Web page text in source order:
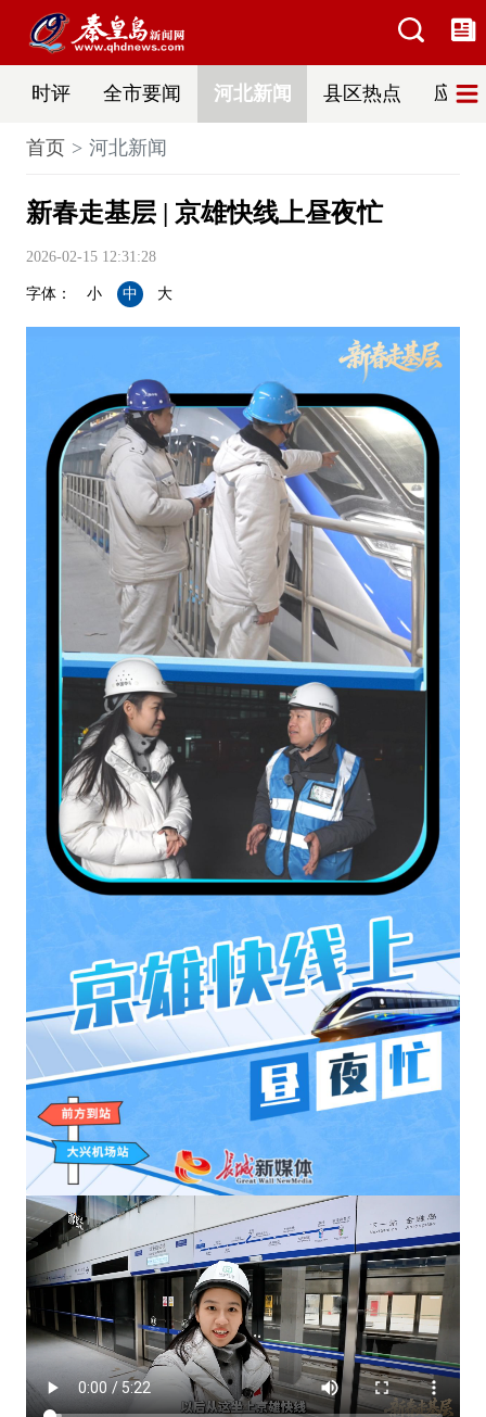
时评 全市要闻 河北新闻 县区热点 应急
首页 河北新闻
新春走基层 | 京雄快线上昼夜忙
2026-02-15 12:31:28
字体： 小 中 大